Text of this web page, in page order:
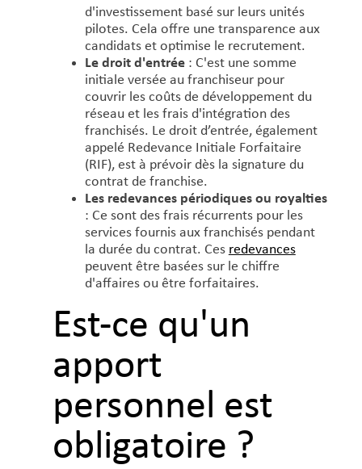
d'investissement basé sur leurs unités
pilotes. Cela offre une transparence aux
candidats et optimise le recrutement.
Le droit d'entrée: C'est une somme
initiale versée au franchiseur pour
couvrir les coûts de développement du
réseau et les frais d'intégration des
franchisés. Le droit d’entrée, également
appelé Redevance Initiale Forfaitaire
(RIF), est à prévoir dès la signature du
contrat de franchise.
Les redevances périodiques ou royalties
: Ce sont des frais récurrents pour les
services fournis aux franchisés pendant
la durée du contrat. Ces redevances
peuvent être basées sur le chiffre
d'affaires ou être forfaitaires.
Est-ce qu'un
apport
personnel est
obligatoire ?